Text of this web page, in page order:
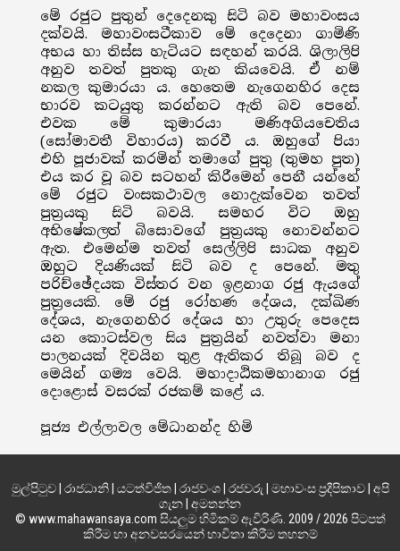
මේ රජුට පුතුන් දෙදෙනකු සිටි බව මහාවංසය
දක්වයි. මහාවංසටීකාව මේ දෙදෙනා ගාමිණි
අභය හා තිස්ස හැටියට සඳහන් කරයි. ශිලාලිපි
අනුව තවත් පුතකු ගැන කියවෙයි. ඒ නම්
නකල කුමාරයා ය. හෙතෙම නැගෙනහිර දෙස
භාරව කටයුතු කරන්නට ඇති බව පෙනේ.
එවක මේ කුමාරයා මණිඅගියචෙතිය
(සෝමාවතී විහාරය) කරවී ය. ඔහුගේ පියා
එහි පූජාවක් කරමින් තමාගේ පුතු (තුමහ පුත)
එය කර වූ බව සටහන් කිරීමෙන් පෙනී යන්නේ
මේ රජුට වංසකථාවල නොදැක්වෙන තවත්
පුත්‍රයකු සිටි බවයි. සමහර විට ඔහු
අභිෂේකලත් බිසොවගේ පුත්‍රයකු නොවන්නට
ඇත. එමෙන්ම තවත් සෙල්ලිපි සාධක අනුව
ඔහුට දියණියක් සිටි බව ද පෙනේ. මතු
පරිච්ඡේදයක විස්තර වන ඉළනාග රජු ඇයගේ
පුත්‍රයෙකි. මේ රජු රෝහණ දේශය, දක්ඛිණ
දේශය, නැගෙනහිර දේශය හා උතුරු පෙදෙස
යන කොටස්වල සිය පුත්‍රයින් නවත්වා මනා
පාලනයක් දිවයින තුළ ඇතිකර තිබූ බව ද
මෙයින් ගම්‍ය වෙයි. මහාදාඨිකමහානාග රජු
දොළොස් වසරක් රජකම් කළේ ය.
පූජ්‍ය එල්ලාවල මේධානන්ද හිමි
මුල්පිටුව| රාජධානි| යටත්විජිත| රාජවංශ| රජවරු මහාවංස ප්‍රදීපිකාව| අපි
ගැන අමතන්න
© www.mahawansaya.com සියලුම හිමිකම් ඇවිරිණි. 2009 / 2026 පිටපත්
කිරීම හා අනවසරයෙන් භාවිතා කිරීම තහනම්